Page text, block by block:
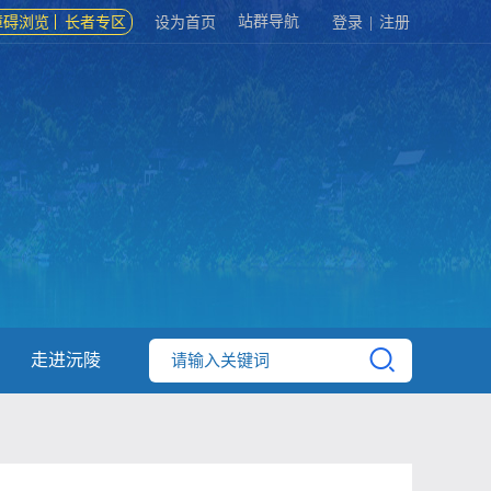
浏览 长者专区 设为首页 站群导航 登录 注册
走进沅陵